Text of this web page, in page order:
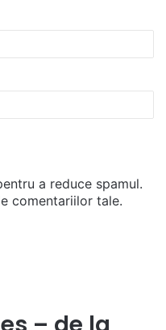
a reduce spamul.
comentariilor tale.